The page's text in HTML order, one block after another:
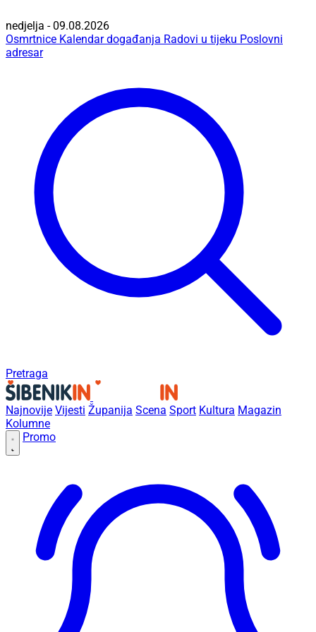
nedjelja - 09.08.2026
Osmrtnice Kalendar događanja Radovi u tijeku Poslovni
adresar
Pretraga
Najnovije Vijesti Županija Scena Sport Kultura Magazin
Kolumne
Promo